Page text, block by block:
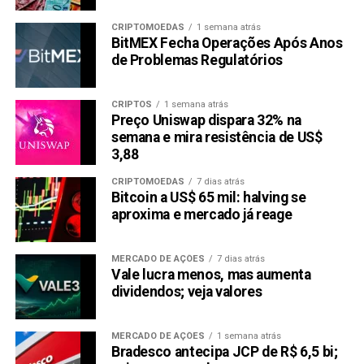
Trade2Earn e Crescimento DeFi
O programa Trade2Earné outro recurso de destaque que
agrega valor ao token$FXG. Cada negociação dentro do
ecossistema FXGuys recompensa os usuários com mais
$FXG, incentivando a atividade de trading e aumentando o
volume geral. Esse modelo aumenta diretamente a
demanda e a liquidez, garantindo crescimento consistente
para os detentores de tokens.
Com o robusto programa de financiamento de prop trading,
recompensas de staking e ambiente amigável para
traders, a FXGuys está rapidamente se tornando uma das
principais moedas DeFi de 2024. Investidores que
procuram uma forte alternativa à Solana e Monero podem
encontrar na FXGuys apróxima grande oportunidade
Conclusão: FXGuys Está Preparada
CRIPTOMOEDAS 1 semana atrás
BitMEX Fecha Operações Após Anos
de Problemas Regulatórios
CRIPTOS 1 semana atrás
Preço Uniswap dispara 32% na
semana e mira resistência de US$
3,88
CRIPTOMOEDAS 7 dias atrás
Bitcoin a US$ 65 mil: halving se
aproxima e mercado já reage
MERCADO DE AÇÕES 7 dias atrás
Vale lucra menos, mas aumenta
dividendos; veja valores
MERCADO DE AÇÕES 1 semana atrás
Bradesco antecipa JCP de R$ 6,5 bi;